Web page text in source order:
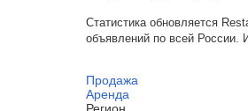
Статистика обновляется
объявлений по всей России.
Продажа
Аренда